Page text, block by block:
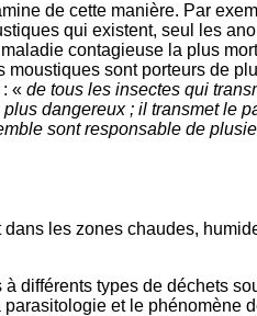
de cette manière. Par
qui existent, seul les
contagieuse la plus
moustiques sont porteurs de
« de tous les insectes qui
dangereux ; il transmet le
sont responsable de
les zones chaudes,
différents types de déchets
et le phénomène